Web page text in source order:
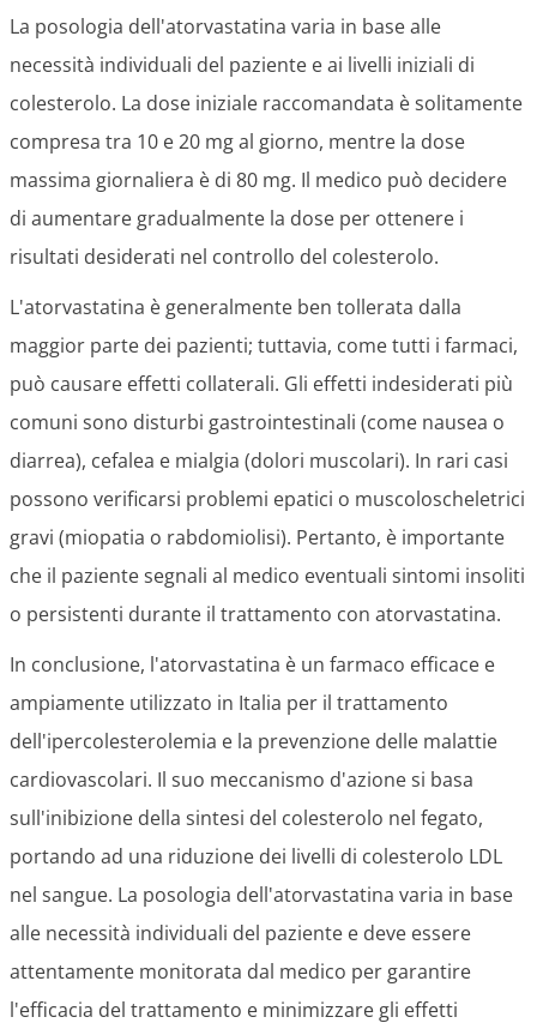
La posologia dell'atorvastatina varia in base alle
necessità individuali del paziente e ai livelli iniziali di
colesterolo. La dose iniziale raccomandata è solitamente
compresa tra 10 e 20 mg al giorno, mentre la dose
massima giornaliera è di 80 mg. Il medico può decidere
di aumentare gradualmente la dose per ottenere i
risultati desiderati nel controllo del colesterolo.
L'atorvastatina è generalmente ben tollerata dalla
maggior parte dei pazienti; tuttavia, come tutti i farmaci,
può causare effetti collaterali. Gli effetti indesiderati più
comuni sono disturbi gastrointestinali (come nausea o
diarrea), cefalea e mialgia (dolori muscolari). In rari casi
possono verificarsi problemi epatici o muscoloscheletrici
gravi (miopatia o rabdomiolisi). Pertanto, è importante
che il paziente segnali al medico eventuali sintomi insoliti
o persistenti durante il trattamento con atorvastatina.
In conclusione, l'atorvastatina è un farmaco efficace e
ampiamente utilizzato in Italia per il trattamento
dell'ipercolesterolemia e la prevenzione delle malattie
cardiovascolari. Il suo meccanismo d'azione si basa
sull'inibizione della sintesi del colesterolo nel fegato,
portando ad una riduzione dei livelli di colesterolo LDL
nel sangue. La posologia dell'atorvastatina varia in base
alle necessità individuali del paziente e deve essere
attentamente monitorata dal medico per garantire
l'efficacia del trattamento e minimizzare gli effetti